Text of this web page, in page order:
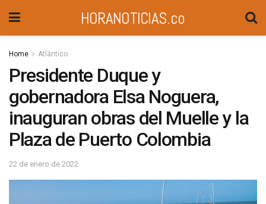
HORANOTICIAS.co
Home Atlántico
Presidente Duque y
gobernadora Elsa Noguera,
inauguran obras del Muelle y la
Plaza de Puerto Colombia
22 de enero de 2022